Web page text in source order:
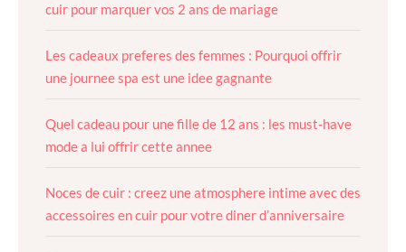
cuir pour marquer vos 2 ans de mariage
Les cadeaux preferes des femmes : Pourquoi offrir
une journee spa est une idee gagnante
Quel cadeau pour une fille de 12 ans : les must-have
mode a lui offrir cette annee
Noces de cuir : creez une atmosphere intime avec des
accessoires en cuir pour votre diner d’anniversaire